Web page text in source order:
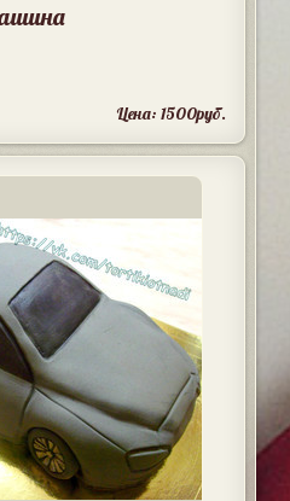
Цена: 1500руб.